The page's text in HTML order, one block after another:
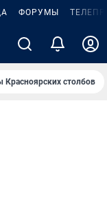
ФОРУМЫ
Красноярских столбов